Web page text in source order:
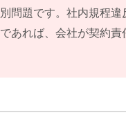
問題です。社内規程違
あれば、会社が契約責